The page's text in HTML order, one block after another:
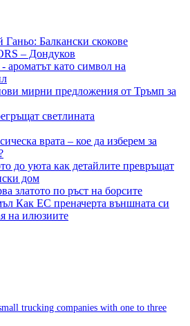
Балкански скокове
– Дондуков
като символ на
мирни предложения от Тръмп за
светлината
врата – кое да изберем за
до уюта как детайлите превръщат
дом
златото по ръст на борсите
Как ЕС преначерта външната си
на илюзиите
trucking companies with one to three